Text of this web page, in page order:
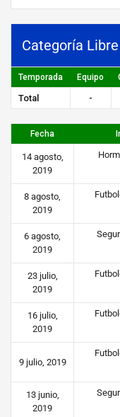
Categoría Libre
Temporada Equipo
Total -
Fecha
14 agosto,
2019
8 agosto,
2019
6 agosto,
2019
23 julio,
2019
16 julio,
2019
9 julio, 2019
13 junio,
2019